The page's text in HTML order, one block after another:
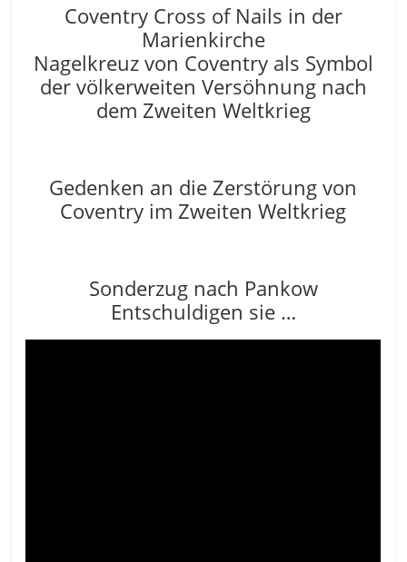
Coventry Cross of Nails in der
Marienkirche
Nagelkreuz von Coventry als Symbol
der völkerweiten Versöhnung nach
dem Zweiten Weltkrieg
Gedenken an die Zerstörung von
Coventry im Zweiten Weltkrieg
Sonderzug nach Pankow
Entschuldigen sie …